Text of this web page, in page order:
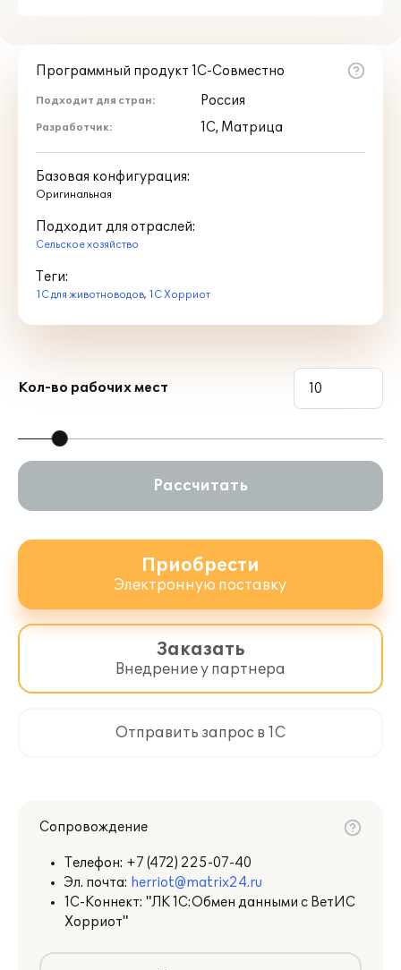
адрес:herriot@matrix24.ru.
Программный продукт 1С-Совместно
Подходит для стран: Россия
Разработчик: 1С, Матрица
Базовая конфигурация:
Оригинальная
Подходит для отраслей:
Сельское хозяйство
Теги:
1С для животноводов, 1С Хорриот
Кол-во рабочих мест
Рассчитать
Приобрести
Электронную поставку
Заказать
Внедрение у партнера
Отправить запрос в 1С
Сопровождение
Телефон: +7 (472) 225-07-40
Эл. почта: herriot@matrix24.ru
1С-Коннект: "ЛК 1С:Обмен данными с ВетИС
Хорриот"